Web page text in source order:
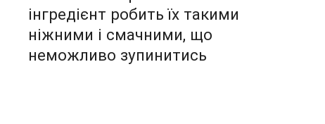
інгредієнт робить їх такими
ніжними і смачними, що
неможливо зупинитись